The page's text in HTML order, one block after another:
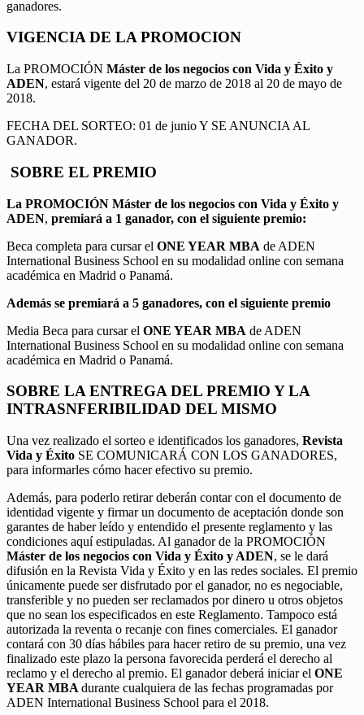
ganadores.
VIGENCIA DE LA PROMOCION
La PROMOCIÓN Máster de los negocios con Vida y Éxito y
ADEN, estará vigente del 20 de marzo de 2018 al 20 de mayo de
2018.
FECHA DEL SORTEO: 01 de junio Y SE ANUNCIA AL
GANADOR.
SOBRE EL PREMIO
La PROMOCIÓN Máster de los negocios con Vida y Éxito y
ADEN, premiará a 1 ganador, con el siguiente premio:
Beca completa para cursar el ONE YEAR MBA de ADEN
International Business School en su modalidad online con semana
académica en Madrid o Panamá.
Además se premiará a 5 ganadores, con el siguiente premio
Media Beca para cursar el ONE YEAR MBA de ADEN
International Business School en su modalidad online con semana
académica en Madrid o Panamá.
SOBRE LA ENTREGA DEL PREMIO Y LA
INTRASNFERIBILIDAD DEL MISMO
Una vez realizado el sorteo e identificados los ganadores, Revista
Vida y Éxito SE COMUNICARÁ CON LOS GANADORES,
para informarles cómo hacer efectivo su premio.
Además, para poderlo retirar deberán contar con el documento de
identidad vigente y firmar un documento de aceptación donde son
garantes de haber leído y entendido el presente reglamento y las
condiciones aquí estipuladas. Al ganador de la PROMOCIÓN
Máster de los negocios con Vida y Éxito y ADEN, se le dará
difusión en la Revista Vida y Éxito y en las redes sociales. El premio
únicamente puede ser disfrutado por el ganador, no es negociable,
transferible y no pueden ser reclamados por dinero u otros objetos
que no sean los especificados en este Reglamento. Tampoco está
autorizada la reventa o recanje con fines comerciales. El ganador
contará con 30 días hábiles para hacer retiro de su premio, una vez
finalizado este plazo la persona favorecida perderá el derecho al
reclamo y el derecho al premio. El ganador deberá iniciar el ONE
YEAR MBA durante cualquiera de las fechas programadas por
ADEN International Business School para el 2018.